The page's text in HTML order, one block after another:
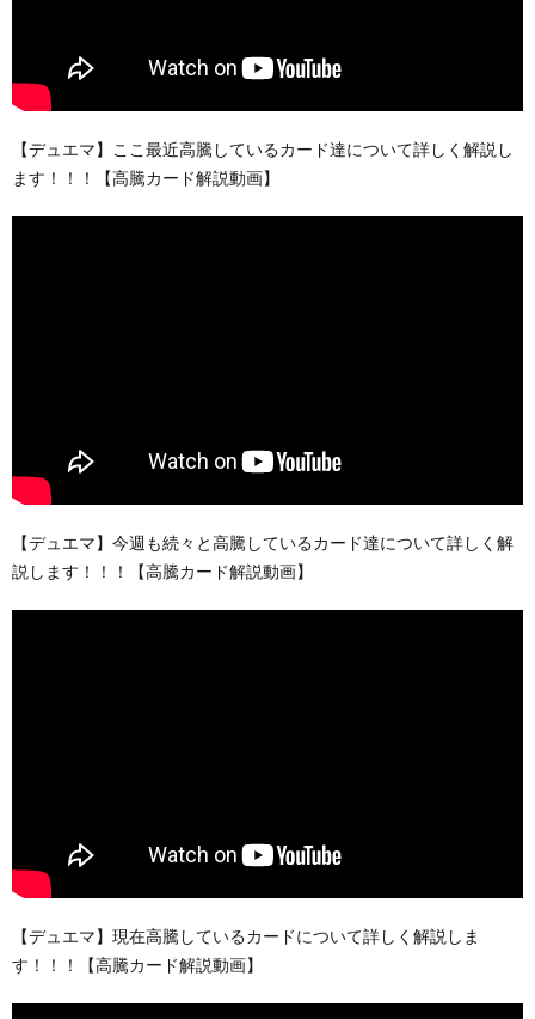
【デュエマ】ここ最近高騰しているカード達について詳しく解説し
ます！！！【高騰カード解説動画】
【デュエマ】今週も続々と高騰しているカード達について詳しく解
説します！！！【高騰カード解説動画】
【デュエマ】現在高騰しているカードについて詳しく解説しま
す！！！【高騰カード解説動画】